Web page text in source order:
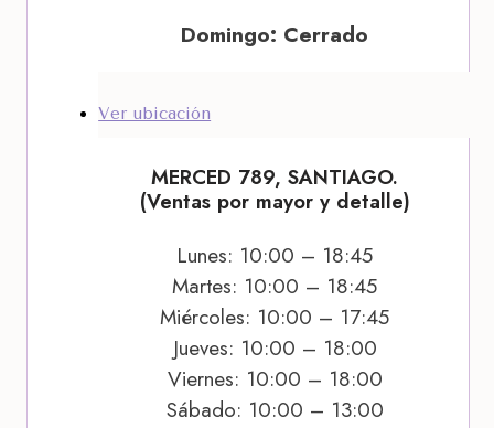
Domingo: Cerrado
Ver ubicación
MERCED 789, SANTIAGO.
(Ventas por mayor y detalle)
Lunes: 10:00 – 18:45
Martes: 10:00 – 18:45
Miércoles: 10:00 – 17:45
Jueves: 10:00 – 18:00
Viernes: 10:00 – 18:00
Sábado: 10:00 – 13:00